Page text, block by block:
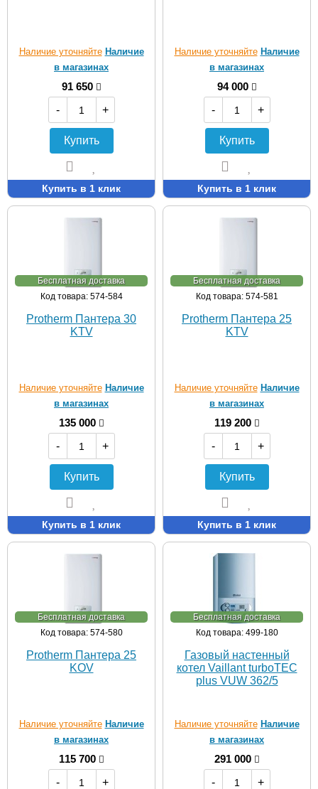
Наличие уточняйте Наличие
в магазинах
91 650
-
+
Купить
Купить в 1 клик
Наличие уточняйте Наличие
в магазинах
94 000
-
+
Купить
Купить в 1 клик
Бесплатная доставка
Код товара: 574-584
Protherm Пантера 30
KTV
Наличие уточняйте Наличие
в магазинах
135 000
-
+
Купить
Купить в 1 клик
Бесплатная доставка
Код товара: 574-581
Protherm Пантера 25
KTV
Наличие уточняйте Наличие
в магазинах
119 200
-
+
Купить
Купить в 1 клик
Бесплатная доставка
Код товара: 574-580
Protherm Пантера 25
KOV
Наличие уточняйте Наличие
в магазинах
115 700
-
+
Бесплатная доставка
Код товара: 499-180
Газовый настенный
котел Vaillant turboTEC
plus VUW 362/5
Наличие уточняйте Наличие
в магазинах
291 000
-
+